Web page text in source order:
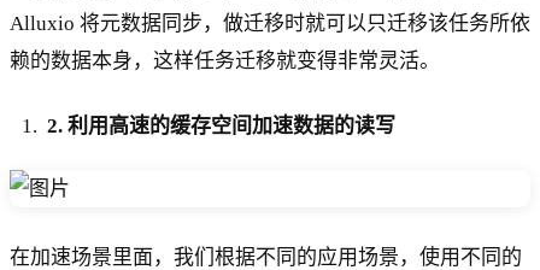
Alluxio 将元数据同步，做迁移时就可以只迁移该任务所依
赖的数据本身，这样任务迁移就变得非常灵活。
2. 利用高速的缓存空间加速数据的读写
在加速场景里面，我们根据不同的应用场景，使用不同的